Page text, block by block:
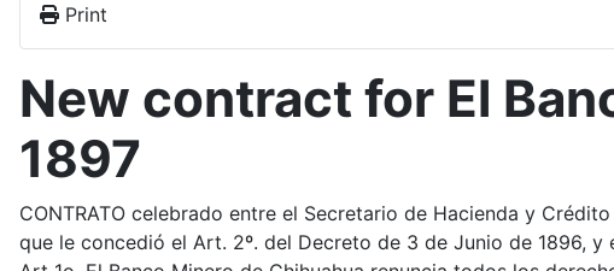
Print
New contract for El
1897
CONTRATO celebrado entre el Secretario de Hacienda y
que le concedió el Art. 2º. del Decreto de 3 de Junio de 1896, y